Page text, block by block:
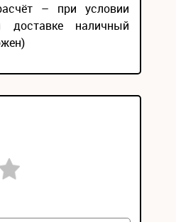
– при условии
доставке наличный